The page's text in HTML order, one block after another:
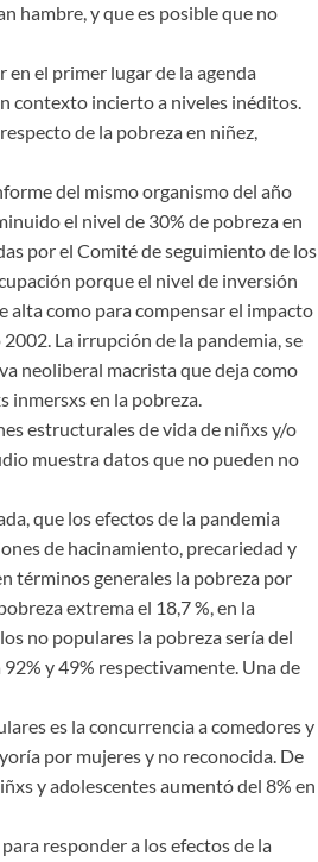
hambre, y que es posible que no
el primer lugar de la agenda
contexto incierto a niveles inéditos.
de la pobreza en niñez,
del mismo organismo del año
el nivel de 30% de pobreza en
por el Comité de seguimiento de los
porque el nivel de inversión
alta como para compensar el impacto
La irrupción de la pandemia, se
neoliberal macrista que deja como
inmersxs en la pobreza.
estructurales de vida de niñxs y/o
muestra datos que no pueden no
que los efectos de la pandemia
de hacinamiento, precariedad y
términos generales la pobreza por
extrema el 18,7 %, en la
no populares la pobreza sería del
y 49% respectivamente. Una de
es la concurrencia a comedores y
por mujeres y no reconocida. De
y adolescentes aumentó del 8% en
responder a los efectos de la